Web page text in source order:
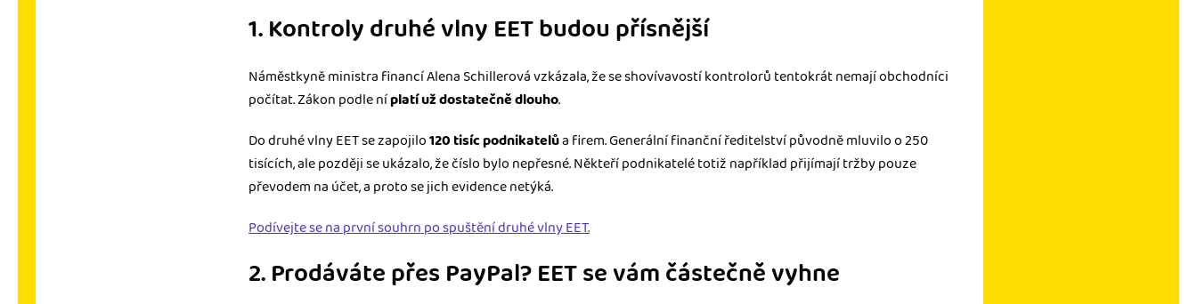
1. Kontroly druhé vlny EET budou přísnější
Náměstkyně ministra financí Alena Schillerová vzkázala, že se shovívavostí kontrolorů tentokrát nemají obchodníci
počítat. Zákon podle níplatí už dostatečně dlouho.
Do druhé vlny EET se zapojilo120 tisíc podnikatelůa firem. Generální finanční ředitelství původně mluvilo o 250
tisících, ale později se ukázalo, že číslo bylo nepřesné. Někteří podnikatelé totiž například přijímají tržby pouze
převodem na účet, a proto se jich evidence netýká.
Podívejte se na první souhrn po spuštění druhé vlny EET.
2. Prodáváte přes PayPal? EET se vám částečně vyhne